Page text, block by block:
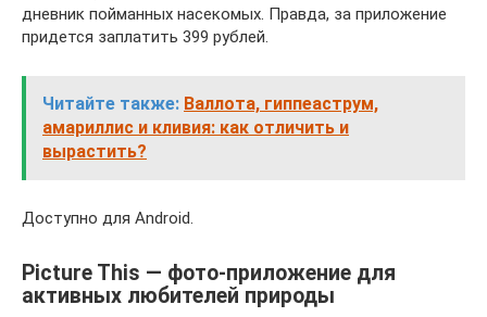
дневник пойманных насекомых. Правда, за приложение
придется заплатить 399 рублей.
Читайте также: Валлота, гиппеаструм,
амариллис и кливия: как отличить и
вырастить?
Доступно для Android.
Picture This — фото-приложение для
активных любителей природы